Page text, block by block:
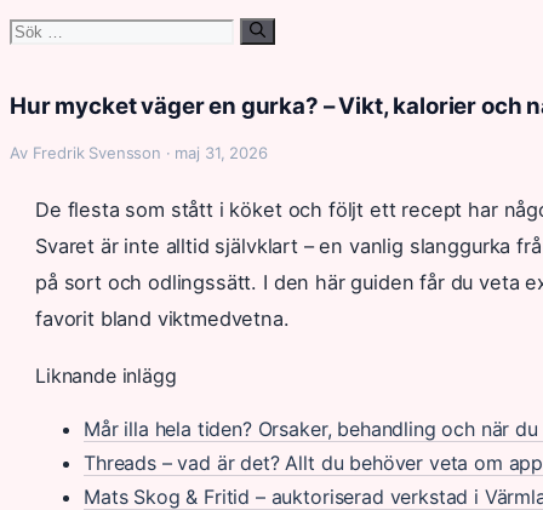
Sök
Hur mycket väger en gurka? – Vikt, kalorier och
Av Fredrik Svensson · maj 31, 2026
De flesta som stått i köket och följt ett recept har
Svaret är inte alltid självklart – en vanlig slanggurka
på sort och odlingssätt. I den här guiden får du veta
favorit bland viktmedvetna.
Liknande inlägg
Mår illa hela tiden? Orsaker, behandling och när
Threads – vad är det? Allt du behöver veta om
Mats Skog & Fritid – auktoriserad verkstad i